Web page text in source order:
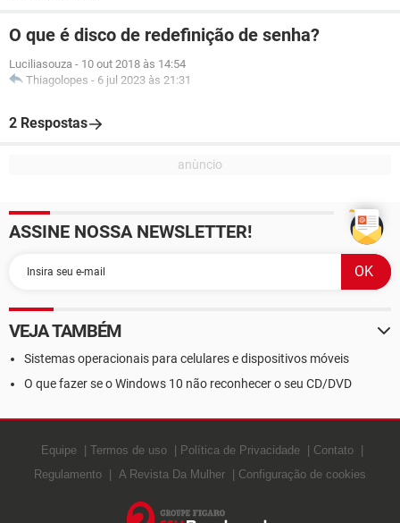
O que é disco de redefinição de senha?
Luciliasouza - 10 out 2018 às 14:54
Thiagolopes - 6 jul 2023 às 21:31
2 Respostas
ASSINE NOSSA NEWSLETTER!
VEJA TAMBÉM
Sistemas operacionais para celulares e dispositivos móveis
O que fazer se o Windows 10 não reconhecer o seu CD/DVD
Equipe Termos de uso Política de Privacidade
Contato
Regulamento
A Revista Da Mulher Configuração de cookies